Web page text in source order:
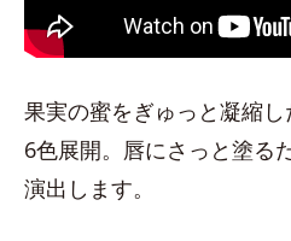
果実の蜜をぎゅっと凝縮し
6色展開。唇にさっと塗る
演出します。